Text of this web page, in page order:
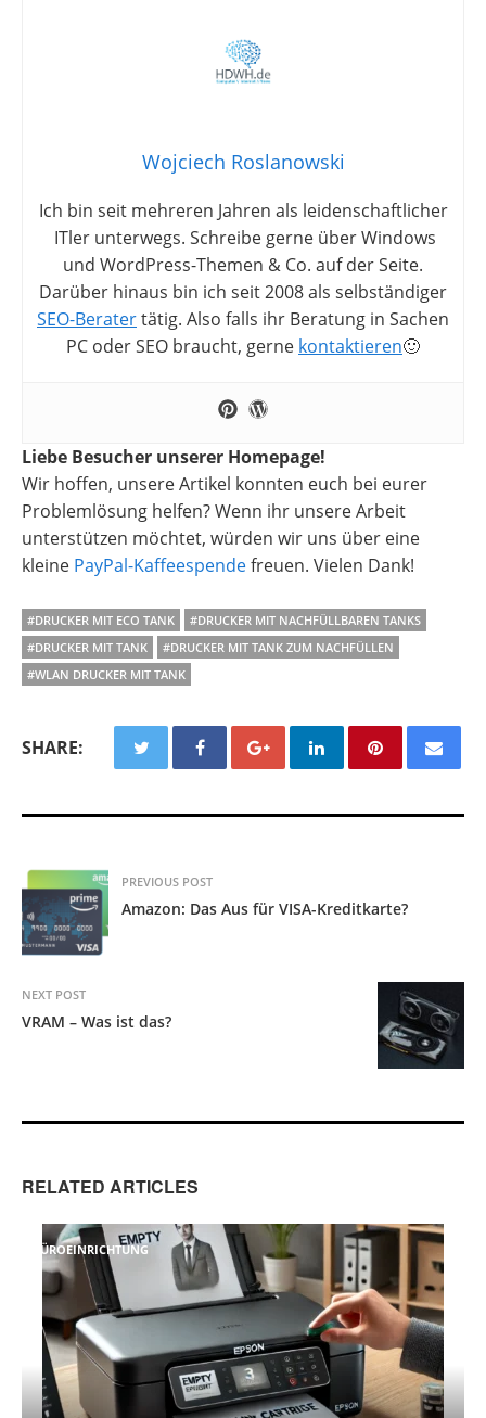
Wojciech Roslanowski
Ich bin seit mehreren Jahren als leidenschaftlicher
ITler unterwegs. Schreibe gerne über Windows
und WordPress-Themen & Co. auf der Seite.
Darüber hinaus bin ich seit 2008 als selbständiger
SEO-Beratertätig. Also falls ihr Beratung in Sachen
PC oder SEO braucht, gerne kontaktieren🙂
Liebe Besucher unserer Homepage!
Wir hoffen, unsere Artikel konnten euch bei eurer
Problemlösung helfen? Wenn ihr unsere Arbeit
unterstützen möchtet, würden wir uns über eine
kleine PayPal-Kaffeespendefreuen. Vielen Dank!
#DRUCKER MIT ECO TANK
#DRUCKER MIT NACHFÜLLBAREN TANKS
#DRUCKER MIT TANK
#DRUCKER MIT TANK ZUM NACHFÜLLEN
#WLAN DRUCKER MIT TANK
SHARE:
PREVIOUS POST
Amazon: Das Aus für VISA-Kreditkarte?
NEXT POST
VRAM – Was ist das?
RELATED ARTICLES
BÜROEINRICHTUNG